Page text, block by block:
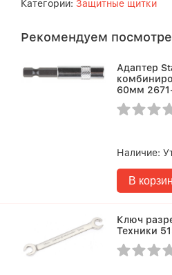
Категории: Защитные щитки
Рекомендуем
Адаптер
60мм
Наличие:
В
Ключ
Техники